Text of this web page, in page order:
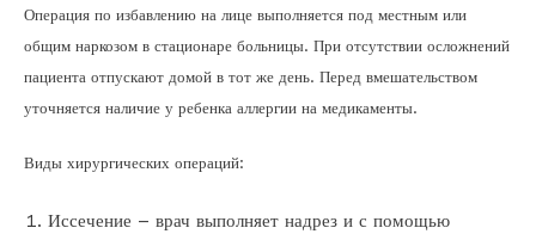
Операция по избавлению на лице выполняется под местным или
общим наркозом в стационаре больницы. При отсутствии осложнений
пациента отпускают домой в тот же день. Перед вмешательством
уточняется наличие у ребенка аллергии на медикаменты.
Виды хирургических операций:
Иссечение – врач выполняет надрез и с помощью